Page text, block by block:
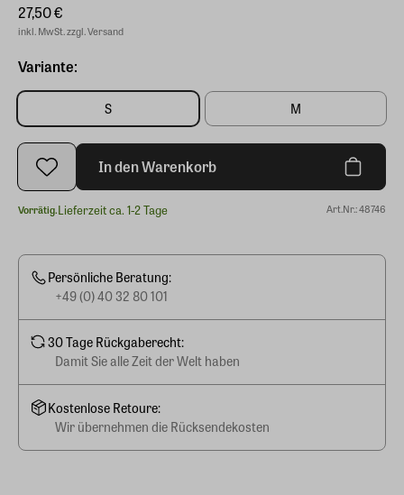
27,50 €
inkl. MwSt. zzgl. Versand
Variante:
S M
In den Warenkorb
Vorrätig.Lieferzeit ca. 1-2 Tage Art.Nr.: 48746
Persönliche Beratung:
+49 (0) 40 32 80 101
30 Tage Rückgaberecht:
Damit Sie alle Zeit der Welt haben
Kostenlose Retoure:
Wir übernehmen die Rücksendekosten